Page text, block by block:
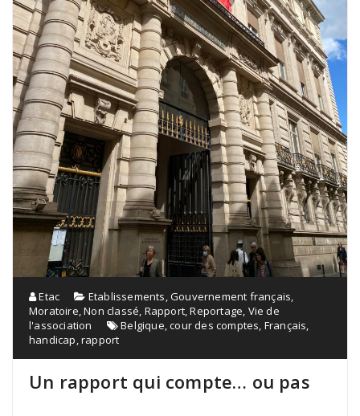
Etac Etablissements,Gouvernement français,
Moratoire,Non classé, Rapport,Reportage, Vie de
l'association
Belgique,cour des comptes, Français,
handicap,rapport
Un rapport qui compte… ou pas